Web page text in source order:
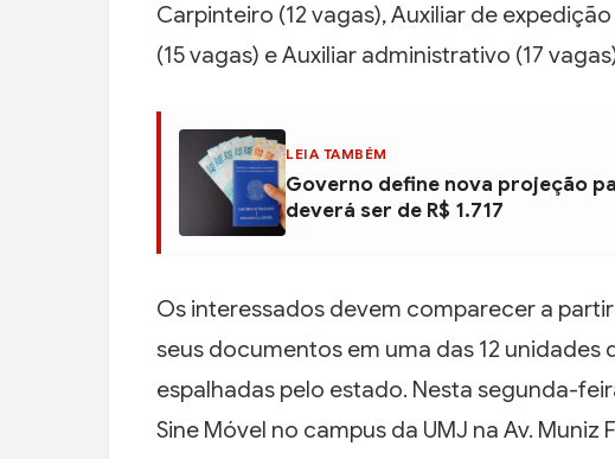
Carpinteiro (12 vagas), Auxiliar de
(15 vagas) e Auxiliar administrativo (17
LEIA TAMBÉM
Governo define nova projeção
deverá ser de R$ 1.717
Os interessados devem comparecer a
seus documentos em uma das 12
espalhadas pelo estado. Nesta segunda-
Sine Móvel no campus da UMJ na Av. Muniz